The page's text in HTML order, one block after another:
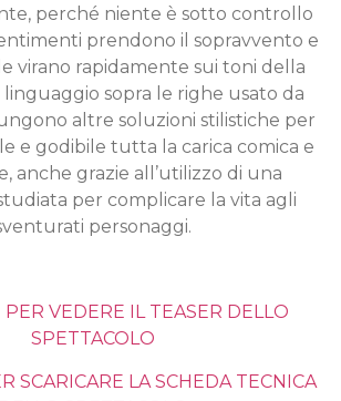
perché niente è sotto controllo
prendono il sopravvento e
virano rapidamente sui toni della
linguaggio sopra le righe usato da
altre soluzioni stilistiche per
e godibile tutta la carica comica e
anche grazie all’utilizzo di una
per complicare la vita agli
personaggi.
PER VEDERE IL TEASER DELLO
SPETTACOLO
SCARICARE LA SCHEDA TECNICA